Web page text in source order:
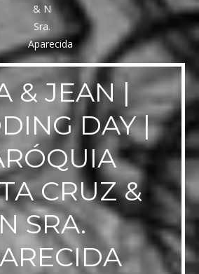
& JEAN |
DAY |
CRUZ &
SRA.